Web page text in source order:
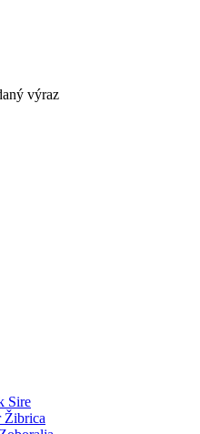
výraz
Sire
Žibrica